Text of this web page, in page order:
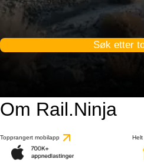
Søk etter
Om Rail.Ninja
Topprangert mobilapp Helt